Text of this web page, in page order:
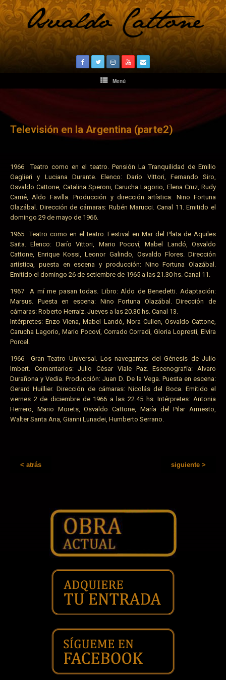
Menú
Televisión en la Argentina (parte2)
1966 Teatro como en el teatro. Pensión La Tranquilidad de Emilio
Gaglieri y Luciana Durante. Elenco: Darío Vittori, Fernando Siro,
Osvaldo Cattone, Catalina Speroni, Carucha Lagorio, Elena Cruz, Rudy
Carrié, Aldo Favilla. Producción y dirección artística: Nino Fortuna
Olazábal. Dirección de cámaras: Rubén Marucci. Canal 11. Emitido el
domingo 29 de mayo de 1966.
1965 Teatro como en el teatro. Festival en Mar del Plata de Aquiles
Saita. Elenco: Darío Vittori, Mario Pocoví, Mabel Landó, Osvaldo
Cattone, Enrique Kossi, Leonor Galindo, Osvaldo Flores. Dirección
artística, puesta en escena y producción: Nino Fortuna Olazábal.
Emitido el domingo 26 de setiembre de 1965 a las 21.30 hs. Canal 11.
1967 A mí me pasan todas. Libro: Aldo de Benedetti. Adaptación:
Marsus. Puesta en escena: Nino Fortuna Olazábal. Dirección de
cámaras: Roberto Herraiz. Jueves a las 20.30 hs. Canal 13.
Intérpretes: Enzo Viena, Mabel Landó, Nora Cullen, Osvaldo Cattone,
Carucha Lagorio, Mario Pocoví, Corrado Corradi, Gloria Lopresti, Elvira
Porcel.
1966 Gran Teatro Universal. Los navegantes del Génesis de Julio
Imbert. Comentarios: Julio César Viale Paz. Escenografía: Alvaro
Durañona y Vedia. Producción: Juan D. De la Vega. Puesta en escena:
Gerard Huillier. Dirección de cámaras: Nicolás del Boca. Emitido el
viernes 2 de diciembre de 1966 a las 22.45 hs. Intérpretes: Antonia
Herrero, Mario Morets, Osvaldo Cattone, María del Pilar Armesto,
Walter Santa Ana, Gianni Lunadei, Humberto Serrano.
< atrás siguiente >